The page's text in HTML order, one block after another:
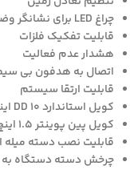
چراغ LED برای نشانگر وضعیت
قابلیت تفکیک فلزات
هشدار عدم فعالیت
اتصال به هدفون بی
قابلیت ارتقا سیستم
کویل استاندارد 10 DD اینچ (25 سانتی متر)
کویل پین پوینتر 1.5 اینچ (3.8 سانتی متر)
قابلیت نصب دسته میله
چرخش دسته دستگاه